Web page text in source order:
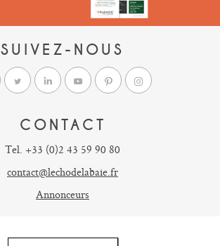
SUIVEZ-NOUS
CONTACT
Tel. +33 (0)2 43 59 90 80
contact@lechodelabaie.fr
Annonceurs